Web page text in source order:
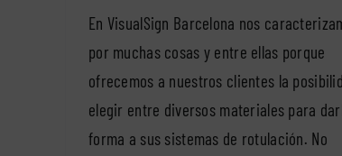
En VisualSign Barcelona nos
por muchas cosas y entre ellas porque
ofrecemos a nuestros clientes la
elegir entre diversos materiales para
forma a sus sistemas de rotulación. No